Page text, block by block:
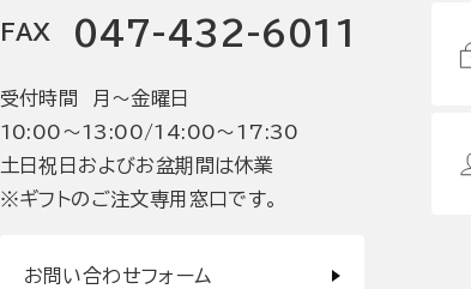
FAX 047-432-6011
受付時間 月〜金曜日
10:00〜13:00/14:00〜17:30
土日祝日およびお盆期間は休業
※ギフトのご注文専用窓口です。
お問い合わせフォーム